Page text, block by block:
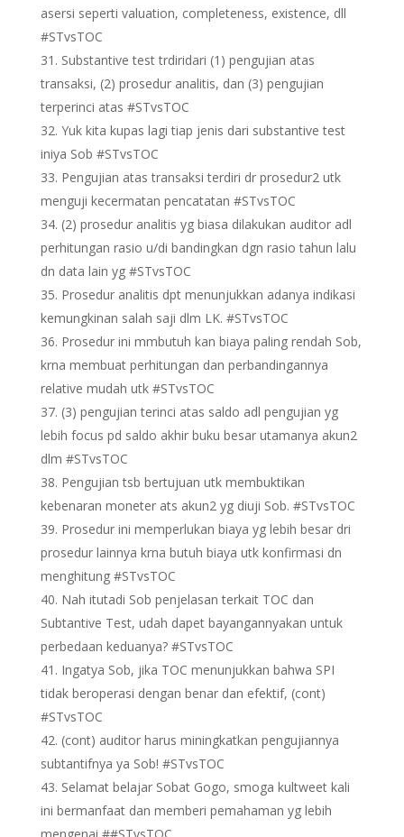
asersi seperti valuation, completeness, existence, dll
#STvsTOC
Substantive test trdiridari (1) pengujian atas
transaksi, (2) prosedur analitis, dan (3) pengujian
terperinci atas #STvsTOC
Yuk kita kupas lagi tiap jenis dari substantive test
iniya Sob #STvsTOC
Pengujian atas transaksi terdiri dr prosedur2 utk
menguji kecermatan pencatatan #STvsTOC
(2) prosedur analitis yg biasa dilakukan auditor adl
perhitungan rasio u/di bandingkan dgn rasio tahun lalu
dn data lain yg #STvsTOC
Prosedur analitis dpt menunjukkan adanya indikasi
kemungkinan salah saji dlm LK. #STvsTOC
Prosedur ini mmbutuh kan biaya paling rendah Sob,
krna membuat perhitungan dan perbandingannya
relative mudah utk #STvsTOC
(3) pengujian terinci atas saldo adl pengujian yg
lebih focus pd saldo akhir buku besar utamanya akun2
dlm #STvsTOC
Pengujian tsb bertujuan utk membuktikan
kebenaran moneter ats akun2 yg diuji Sob. #STvsTOC
Prosedur ini memperlukan biaya yg lebih besar dri
prosedur lainnya krna butuh biaya utk konfirmasi dn
menghitung #STvsTOC
Nah itutadi Sob penjelasan terkait TOC dan
Subtantive Test, udah dapet bayangannyakan untuk
perbedaan keduanya? #STvsTOC
Ingatya Sob, jika TOC menunjukkan bahwa SPI
tidak beroperasi dengan benar dan efektif, (cont)
#STvsTOC
(cont) auditor harus miningkatkan pengujiannya
subtantifnya ya Sob! #STvsTOC
Selamat belajar Sobat Gogo, smoga kultweet kali
ini bermanfaat dan memberi pemahaman yg lebih